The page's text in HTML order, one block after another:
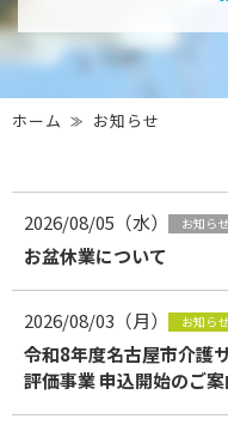
ホーム お知らせ
2026/08/05（水） お知らせ
お盆休業について
2026/08/03（月） お知らせ
令和8年度名古屋市介護
評価事業 申込開始のご案